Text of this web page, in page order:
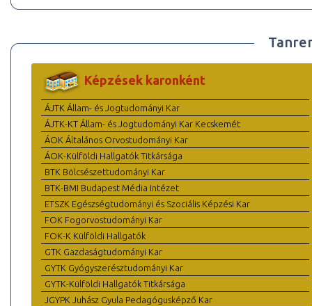
Képzések karonként
ÁJTK Állam- és Jogtudományi Kar
ÁJTK-KT Állam- és Jogtudományi Kar Kecskemét
ÁOK Általános Orvostudományi Kar
ÁOK-Külföldi Hallgatók Titkársága
BTK Bölcsészettudományi Kar
BTK-BMI Budapest Média Intézet
ETSZK Egészségtudományi és Szociális Képzési Kar
FOK Fogorvostudományi Kar
FOK-K Külföldi Hallgatók
GTK Gazdaságtudományi Kar
GYTK Gyógyszerésztudományi Kar
GYTK-Külföldi Hallgatók Titkársága
JGYPK Juhász Gyula Pedagógusképző Kar